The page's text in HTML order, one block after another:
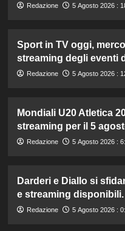
Redazione 5 Agosto 2026 :
Sport in TV oggi,
streaming degli eventi
Redazione 5 Agosto 2026 :
Mondiali U20 Atletica
streaming per il 5
Redazione 5 Agosto 2026 :
Darderi e Diallo si
e streaming disponibili.
Redazione 5 Agosto 2026 :